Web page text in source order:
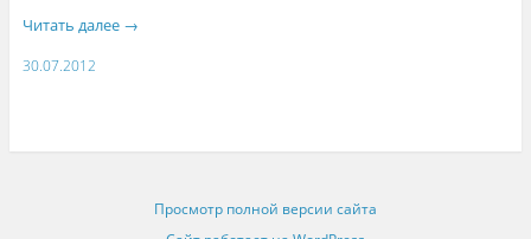
Читать далее →
30.07.2012
Просмотр полной версии сайта